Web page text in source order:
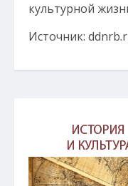
культурной
Источник: